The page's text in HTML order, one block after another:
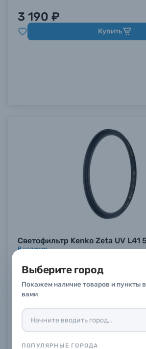
Выберите город
Покажем наличие товаров и пункты
вами
ПОПУЛЯРНЫЕ ГОРОДА
3 190 ₽
Купить
Светофильтр Kenko Zeta UV L41
В наличии
4 290 ₽
Купить